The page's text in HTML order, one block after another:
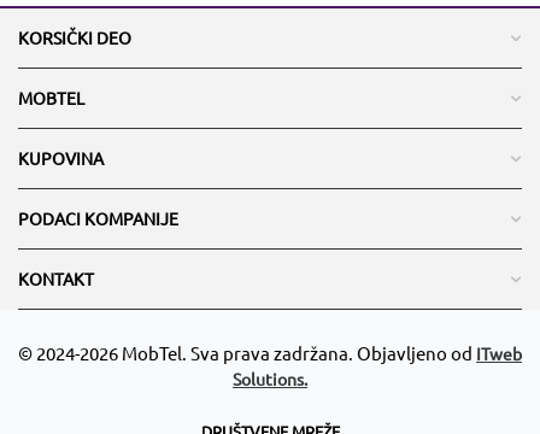
KORSIČKI DEO
MOBTEL
KUPOVINA
PODACI KOMPANIJE
KONTAKT
© 2024-2026 MobTel. Sva prava zadržana. Objavljeno od ITweb
Solutions.